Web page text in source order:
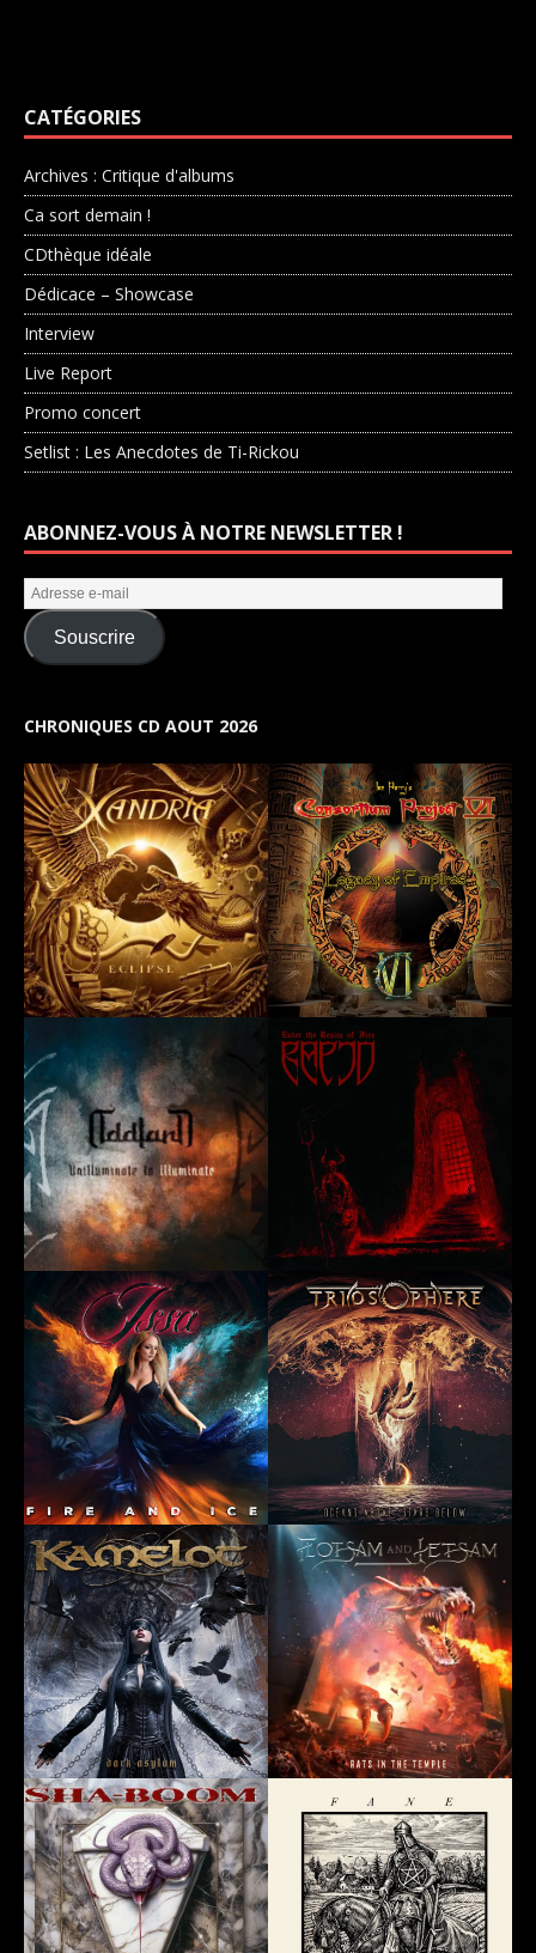
CATÉGORIES
Archives : Critique d'albums
Ca sort demain !
CDthèque idéale
Dédicace – Showcase
Interview
Live Report
Promo concert
Setlist : Les Anecdotes de Ti-Rickou
ABONNEZ-VOUS À NOTRE NEWSLETTER !
Souscrire
CHRONIQUES CD AOUT 2026